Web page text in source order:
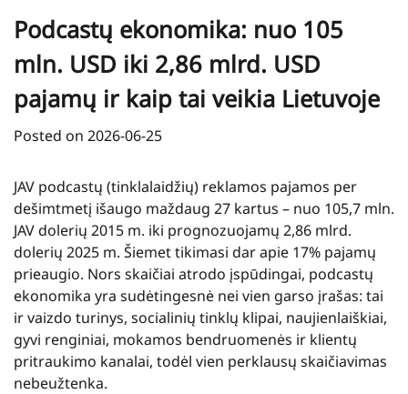
Podcastų ekonomika: nuo 105
mln. USD iki 2,86 mlrd. USD
pajamų ir kaip tai veikia Lietuvoje
Posted on 2026-06-25
JAV podcastų (tinklalaidžių) reklamos pajamos per
dešimtmetį išaugo maždaug 27 kartus – nuo 105,7 mln.
JAV dolerių 2015 m. iki prognozuojamų 2,86 mlrd.
dolerių 2025 m. Šiemet tikimasi dar apie 17% pajamų
prieaugio. Nors skaičiai atrodo įspūdingai, podcastų
ekonomika yra sudėtingesnė nei vien garso įrašas: tai
ir vaizdo turinys, socialinių tinklų klipai, naujienlaiškiai,
gyvi renginiai, mokamos bendruomenės ir klientų
pritraukimo kanalai, todėl vien perklausų skaičiavimas
nebeužtenka.